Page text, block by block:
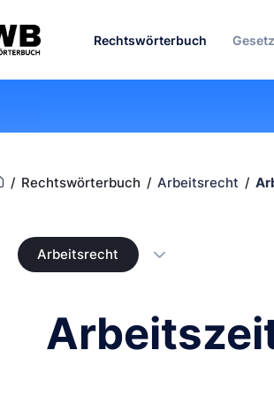
Rechtswörterbuch
Rechtswörterbuch Arbeitsrecht
Arbeitsrecht